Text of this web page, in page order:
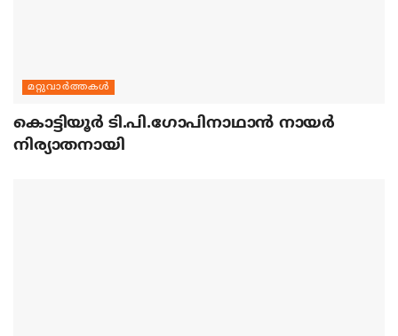
മറ്റുവാര്‍ത്തകള്‍
കൊട്ടിയൂര്‍ ടി.പി.ഗോപിനാഥാന്‍ നായര്‍
നിര്യാതനായി